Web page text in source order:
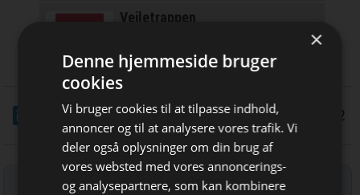
Vejletrappen
LinkedIn
Del 5/1 2022
Tilmeld nyhedsbrev
×
Denne hjemmeside bruger
cookies
Vi bruger cookies til at tilpasse indhold,
annoncer og til at analysere vores trafik. Vi
deler også oplysninger om din brug af
vores websted med vores annoncerings-
og analysepartnere, som kan kombinere